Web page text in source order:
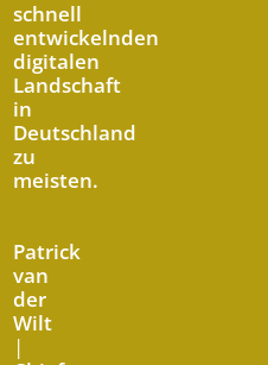
schnell
entwickelnden
digitalen
Landschaft
in
Deutschland
zu
meisten.
Patrick
van
der
Wilt
|